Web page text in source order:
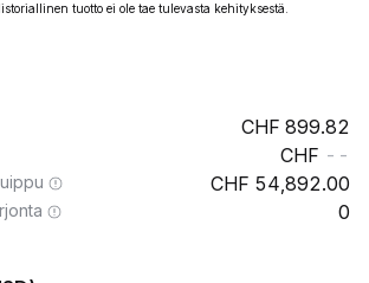
tuotto ei ole tae tulevasta kehityksestä.
899.82
--
54,892.00
0